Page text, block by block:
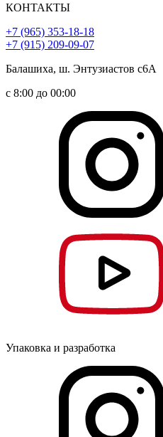
КОНТАКТЫ
+7 (965) 353-18-18
+7 (915) 209-09-07
Балашиха, ш. Энтузиастов с6А
с 8:00 до 00:00
Упаковка и разработка